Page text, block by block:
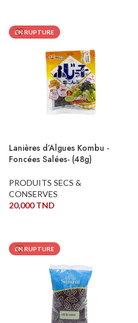
EN RUPTURE
Lanières d’Algues Kombu -
Foncées Salées- (48g)
PRODUITS SECS &
CONSERVES
20,000TND
EN RUPTURE